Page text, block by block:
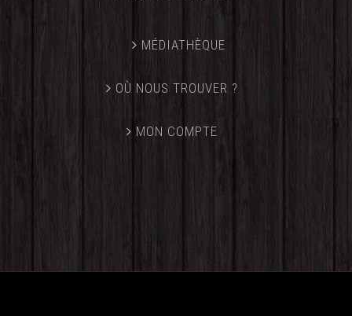
MÉDIATHÈQUE
OÙ NOUS TROUVER ?
MON COMPTE